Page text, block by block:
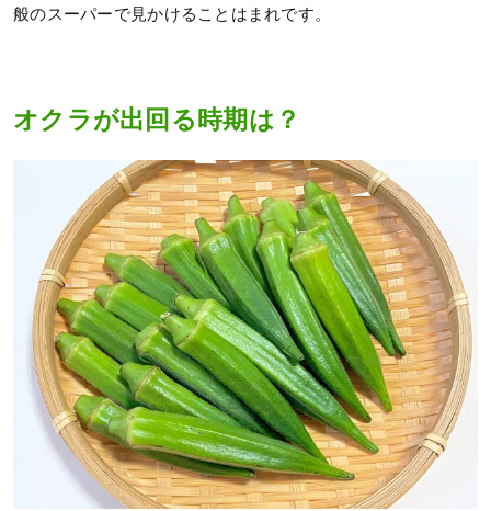
般のスーパーで見かけることはまれです。
オクラが出回る時期は？